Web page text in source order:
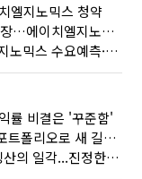
엘지노믹스 청약
레몬헬스케어 코스닥 상장…에이치엘지노믹스 수요예측
코스닥 러시…에이치엘지노믹스 수요예측·레메디 청약
률 비결은 '꾸준함'
KCGI운용, 성장주 압축포트폴리오로 새 길을 그리다
트러스톤, 행동주의는 빙산의 일각...진정한 힘은 '주식형 강자'